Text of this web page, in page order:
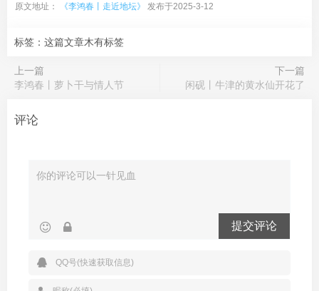
原文地址：
《李鸿春丨走近地坛》 发布于2025-3-12
标签：这篇文章木有标签
上一篇
李鸿春丨萝卜干与情人节
下一篇
闲砚丨牛津的黄水仙开花了
评论
提交评论